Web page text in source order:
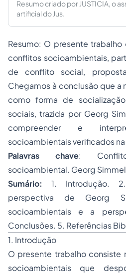
Resumo criado por JUSTICIA, o
artificial do Jus.
Resumo: O presente trabalho
conflitos socioambientais,
de conflito social,
Chegamos à conclusão que
como forma de
sociais, trazida por Georg
compreender e
socioambientais verificados
Palavras chave:
socioambiental. Georg
Sumário: 1. Introdução.
perspectiva de Georg
socioambientais e a
Conclusões. 5. Referências
1. Introdução
O presente trabalho consiste
socioambientais que